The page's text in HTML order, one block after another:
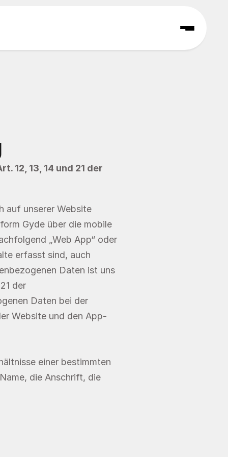
12, 13, 14 und 21 der
Gyde über die mobile
„Web App“ oder
erfasst sind, auch
Daten ist uns
der
Daten bei der
Website und den App-
einer bestimmten
die Anschrift, die